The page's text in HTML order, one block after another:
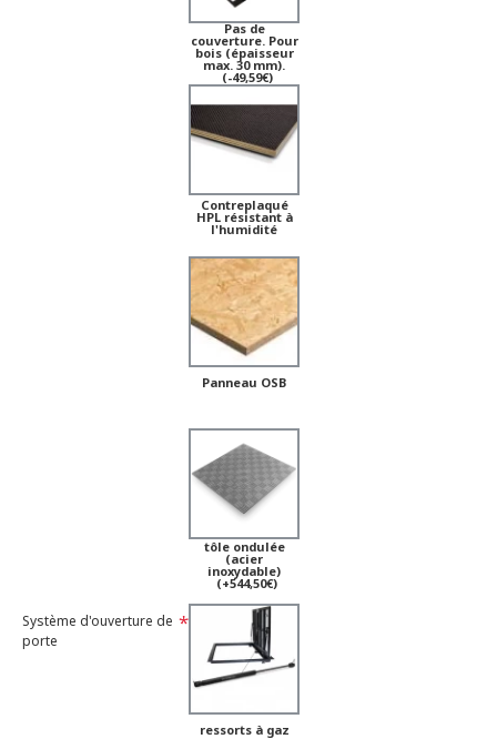
Pas de
couverture. Pour
bois (épaisseur
max. 30 mm).
(-49,59€)
Contreplaqué
HPL résistant à
l'humidité
Panneau OSB
tôle ondulée
(acier
inoxydable)
(+544,50€)
Système d'ouverture de
porte
ressorts à gaz